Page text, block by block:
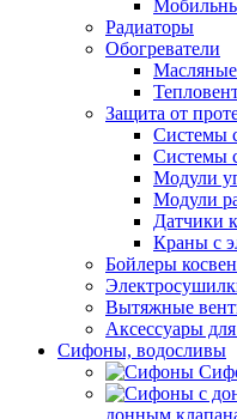
Радиаторы
Обогреватели
Масляные
Защита от
Системы
Системы
Модули
Модули
Датчики
Краны с
Бойлеры
Вытяжные
Аксессуары
Сифоны, водосливы
донным